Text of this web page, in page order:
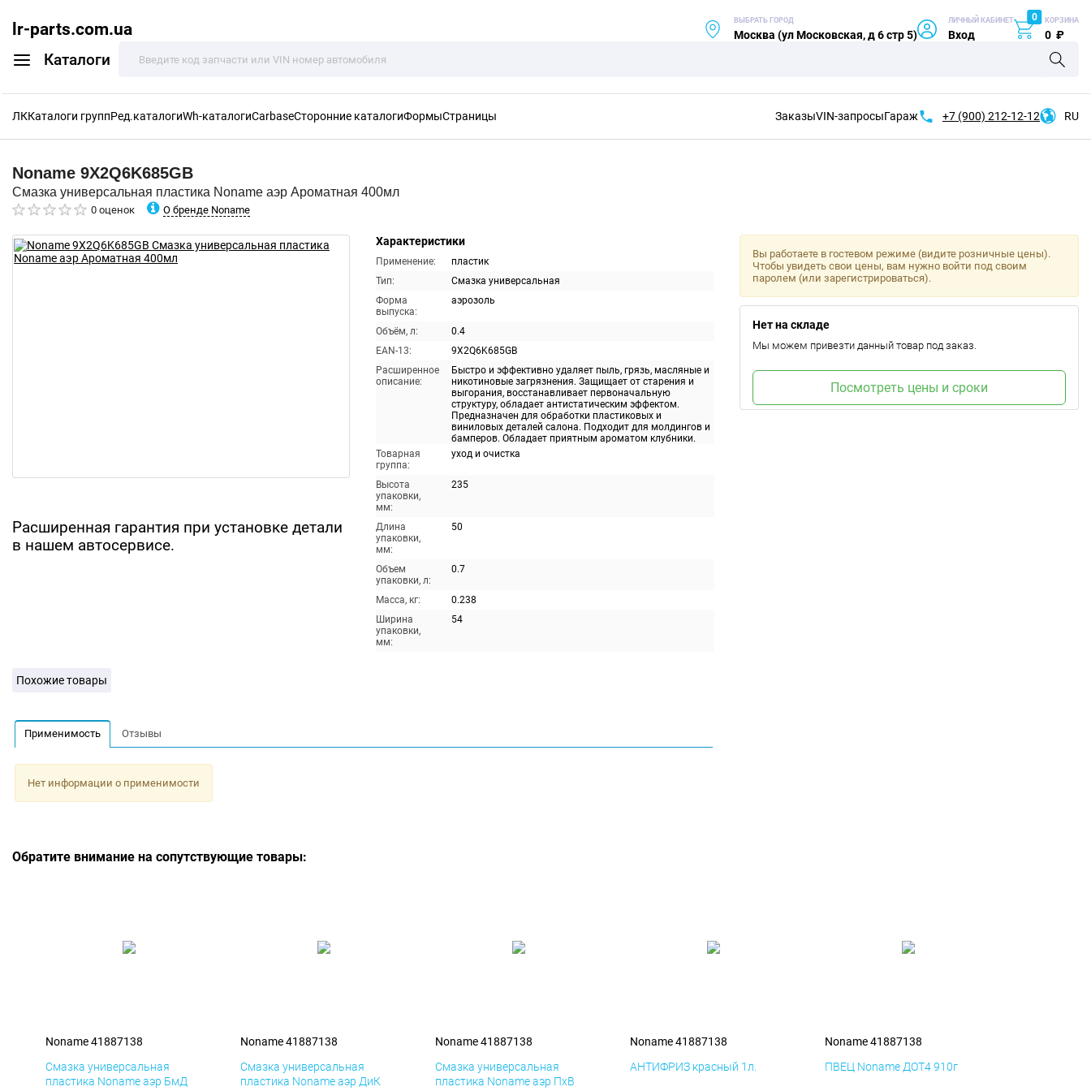
lr-parts.com.ua
Каталоги
ВЫБРАТЬ ГОРОД
Москва (ул Московская, д 6 стр 5)
ЛИЧНЫЙ КАБИНЕТ
Вход
0 КОРЗИНА
0 ₽
ЛККаталоги группРед.каталогиWh-каталогиCarbaseСторонние каталогиФормыСтраницы ЗаказыVIN-запросыГараж +7 (900) 212-12-12 RU
Noname 9X2Q6K685GB
Смазка универсальная пластика Noname аэр Ароматная 400мл
0 оценок О бренде Noname
Расширенная гарантия при установке детали
в нашем автосервисе.
Характеристики
Применение:
пластик
Тип:
Смазка универсальная
Форма
выпуска:
аэрозоль
Объём, л:
0.4
EAN-13:
9X2Q6K685GB
Расширенное
описание:
Быстро и эффективно удаляет пыль, грязь, масляные и
никотиновые загрязнения. Защищает от старения и
выгорания, восстанавливает первоначальную
структуру, обладает антистатическим эффектом.
Предназначен для обработки пластиковых и
виниловых деталей салона. Подходит для молдингов и
бамперов. Обладает приятным ароматом клубники.
Товарная
группа:
уход и очистка
Высота
упаковки,
мм:
235
Длина
упаковки,
мм:
50
Объем
упаковки, л:
0.7
Масса, кг:
0.238
Ширина
упаковки,
мм:
54
Вы работаете в гостевом режиме (видите розничные цены).
Чтобы увидеть свои цены, вам нужно войти под своим
паролем (или зарегистрироваться).
Нет на складе
Мы можем привезти данный товар под заказ.
Посмотреть цены и сроки
Похожие товары
Применимость Отзывы
Нет информации о применимости
Обратите внимание на сопутствующие товары:
Noname 41887138
Смазка универсальная
пластика Noname аэр БмД
Noname 41887138
Смазка универсальная
пластика Noname аэр ДиК
Noname 41887138
Смазка универсальная
пластика Noname аэр ПхВ
Noname 41887138
АНТИФРИЗ красный 1л.
Noname 41887138
ПВЕЦ Noname ДОТ4 910г